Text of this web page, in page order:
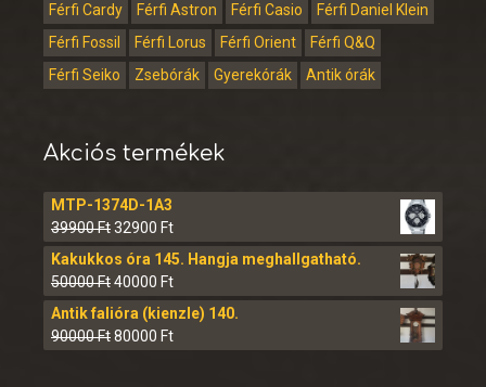
Férfi Cardy
Férfi Astron Férfi Casio
Férfi Daniel Klein
Férfi Fossil
Férfi Lorus Férfi Orient
Férfi Q&Q
Férfi Seiko
Zsebórák Gyerekórák Antik órák
Akciós termékek
MTP-1374D-1A3
39900Ft32900 Ft
Kakukkos óra 145. Hangja meghallgatható.
50000Ft40000 Ft
Antik falióra (kienzle) 140.
90000Ft80000 Ft